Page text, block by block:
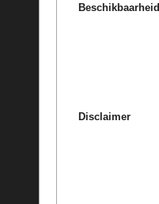
Beschikbaarheid
Disclaimer